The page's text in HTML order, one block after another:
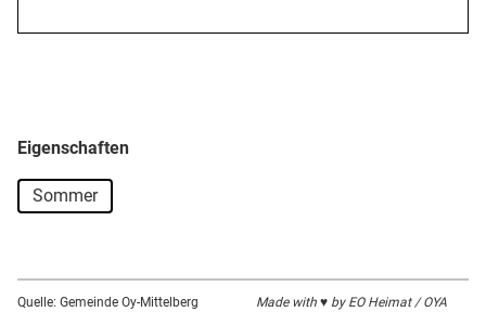
Eigenschaften
Sommer
Quelle: Gemeinde Oy-Mittelberg
Made with ♥ by EO Heimat / OYA